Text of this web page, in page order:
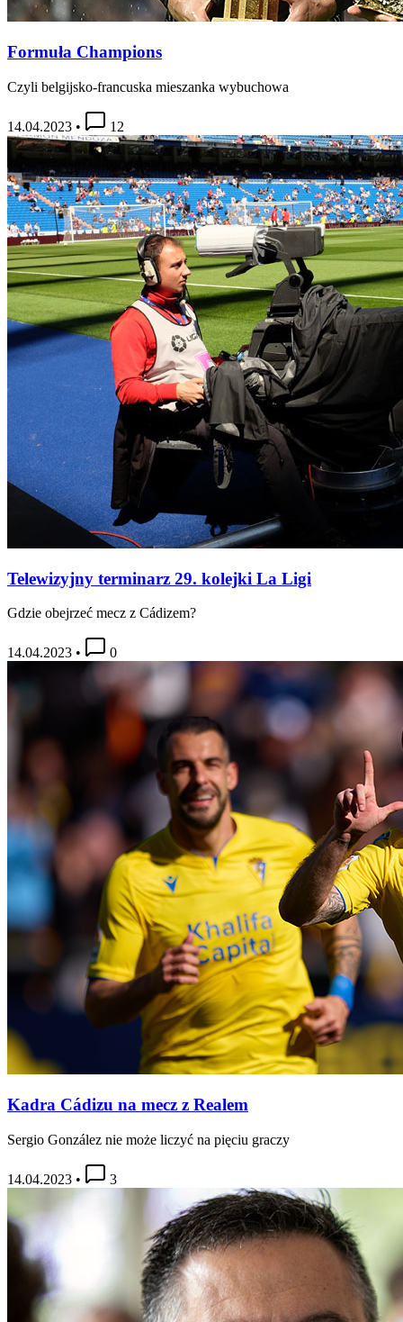
Formuła Champions
Czyli belgijsko-francuska mieszanka wybuchowa
14.04.2023 • 12
Telewizyjny terminarz 29. kolejki La Ligi
Gdzie obejrzeć mecz z Cádizem?
14.04.2023 • 0
Kadra Cádizu na mecz z Realem
Sergio González nie może liczyć na pięciu graczy
14.04.2023 • 3